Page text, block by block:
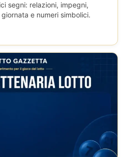
segni: relazioni, impegni,
e numeri simbolici.